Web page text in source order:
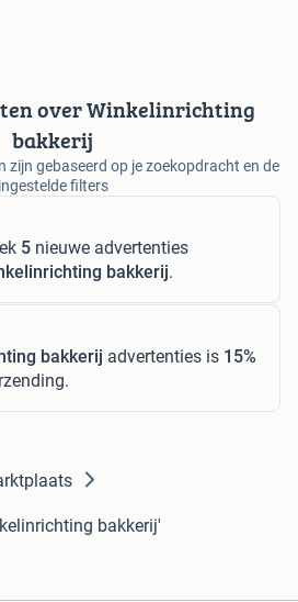
over Winkelinrichting
bakkerij
zijn gebaseerd op je zoekopdracht en de
ingestelde filters
5 nieuwe advertenties
bakkerij.
bakkerij advertenties is 15%
bakkerij'